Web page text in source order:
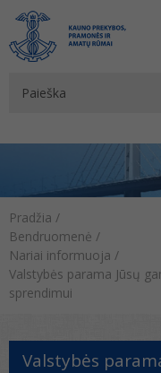
Pradžia /
Bendruomenė /
Nariai informuoja /
Valstybės parama Jūsų
sprendimui
Valstybės